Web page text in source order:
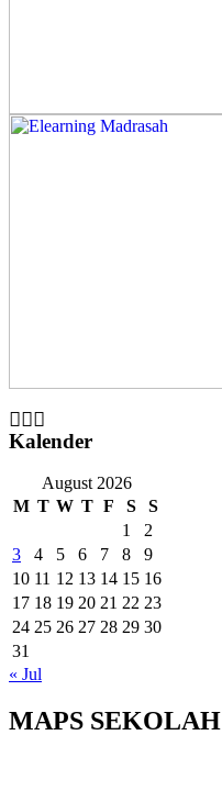
Kalender
August 2026
M T W T F S
S
1
2
3
4 5 6 7 8
9
10 11 12 13 14 15 16
17 18 19 20 21 22 23
24 25 26 27 28 29 30
31
« Jul
MAPS SEKOLAH